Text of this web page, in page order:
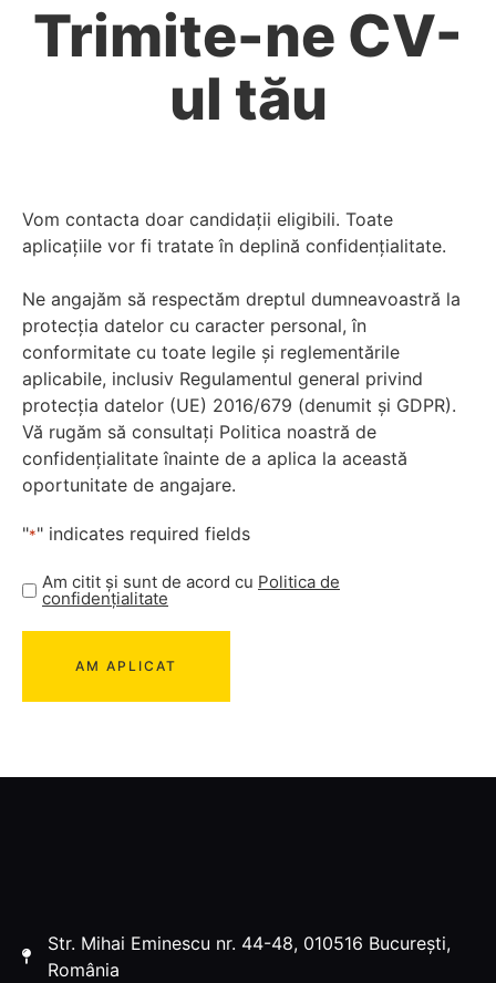
Trimite-ne CV-
ul tău
Vom contacta doar candidații eligibili. Toate
aplicațiile vor fi tratate în deplină confidențialitate.
Ne angajăm să respectăm dreptul dumneavoastră la
protecția datelor cu caracter personal, în
conformitate cu toate legile și reglementările
aplicabile, inclusiv Regulamentul general privind
protecția datelor (UE) 2016/679 (denumit și GDPR).
Vă rugăm să consultați Politica noastră de
confidențialitate înainte de a aplica la această
oportunitate de angajare.
"*" indicates required fields
Am citit și sunt de acord cu Politica de
confidențialitate
Str. Mihai Eminescu nr. 44-48, 010516 București,
România